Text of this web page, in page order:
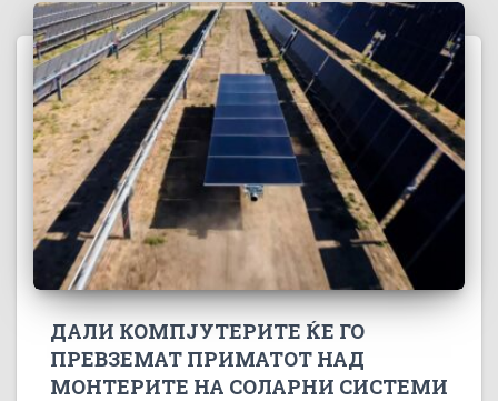
ДАЛИ КОМПЈУТЕРИТЕ ЌЕ ГО
ПРЕВЗЕМАТ ПРИМАТОТ НАД
МОНТЕРИТЕ НА СОЛАРНИ СИСТЕМИ